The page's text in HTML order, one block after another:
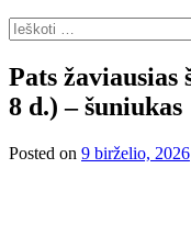
Ieškoti:
Pats žaviausias
8 d.) – šuniukas
Posted on 9 birželio, 2026